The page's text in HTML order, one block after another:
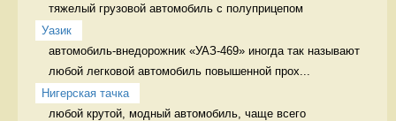
тяжелый грузовой автомобиль с полуприцепом
Уазик
автомобиль-внедорожник «УАЗ-469» иногда так называют
любой легковой автомобиль повышенной прох...
Нигерская тачка
любой крутой, модный автомобиль, чаще всего